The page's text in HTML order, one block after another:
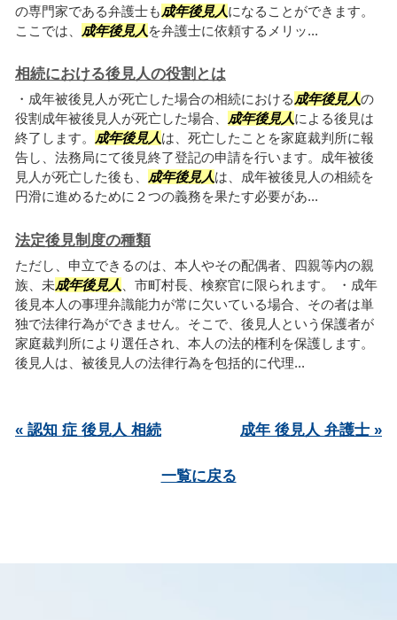
の専門家である弁護士も成年後見人になることができます。
ここでは、 成年後見人 を弁護士に依頼するメリッ...
相続における後見人の役割とは
・成年被後見人が死亡した場合の相続における成年後見人の
役割成年被後見人が死亡した場合、 成年後見人による後見は
終了します。 成年後見人は、死亡したことを家庭裁判所に報
告し、法務局にて後見終了登記の申請を行います。成年被後
見人が死亡した後も、 成年後見人は、成年被後見人の相続を
円滑に進めるために２つの義務を果たす必要があ...
法定後見制度の種類
ただし、申立できるのは、本人やその配偶者、四親等内の親
族、未成年後見人
、市町村長、検察官に限られます。 ・成年
後見本人の事理弁識能力が常に欠いている場合、その者は単
独で法律行為ができません。そこで、後見人という保護者が
家庭裁判所により選任され、本人の法的権利を保護します。
後見人は、被後見人の法律行為を包括的に代理...
« 認知 症 後見人 相続 成年 後見人 弁護士 »
一覧に戻る